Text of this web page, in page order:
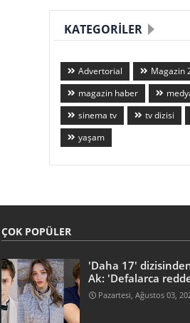
KATEGORILER
Advertorial
Magazin
magazin haber
sinema tv
tv dizisi
yaşam
ÇOK POPÜLER
'Daha 17'
Ak: 'Defalarca
Pazartesi, Ağustos 03,